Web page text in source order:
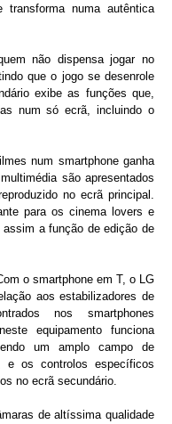
numa autêntica
não dispensa jogar no
que o jogo se desenrole
exibe as funções que,
num só ecrã, incluindo o
num smartphone ganha
são apresentados
no ecrã principal.
para os cinema lovers e
a função de edição de
o smartphone em T, o LG
aos estabilizadores de
nos smartphones
equipamento funciona
um amplo campo de
e os controlos específicos
no ecrã secundário.
de altíssima qualidade